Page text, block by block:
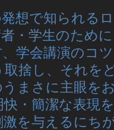
想で知られる
・学生のため
学会講演のコ
捨し、それを
まさに主眼を
・簡潔な表現
激を与えるにち